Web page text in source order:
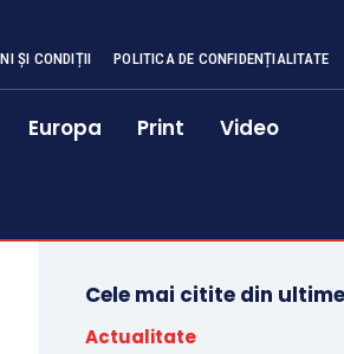
ȘI CONDIȚII POLITICA DE CONFIDENȚIALITATE
Europa Print Video
Cele mai citite din
Actualitate